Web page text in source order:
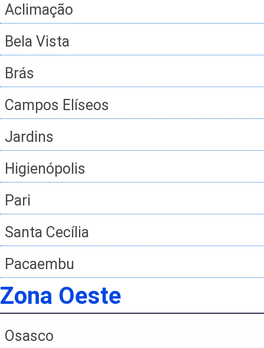
Aclimação
Bela Vista
Brás
Campos Elíseos
Jardins
Higienópolis
Pari
Santa Cecília
Pacaembu
Zona Oeste
Osasco